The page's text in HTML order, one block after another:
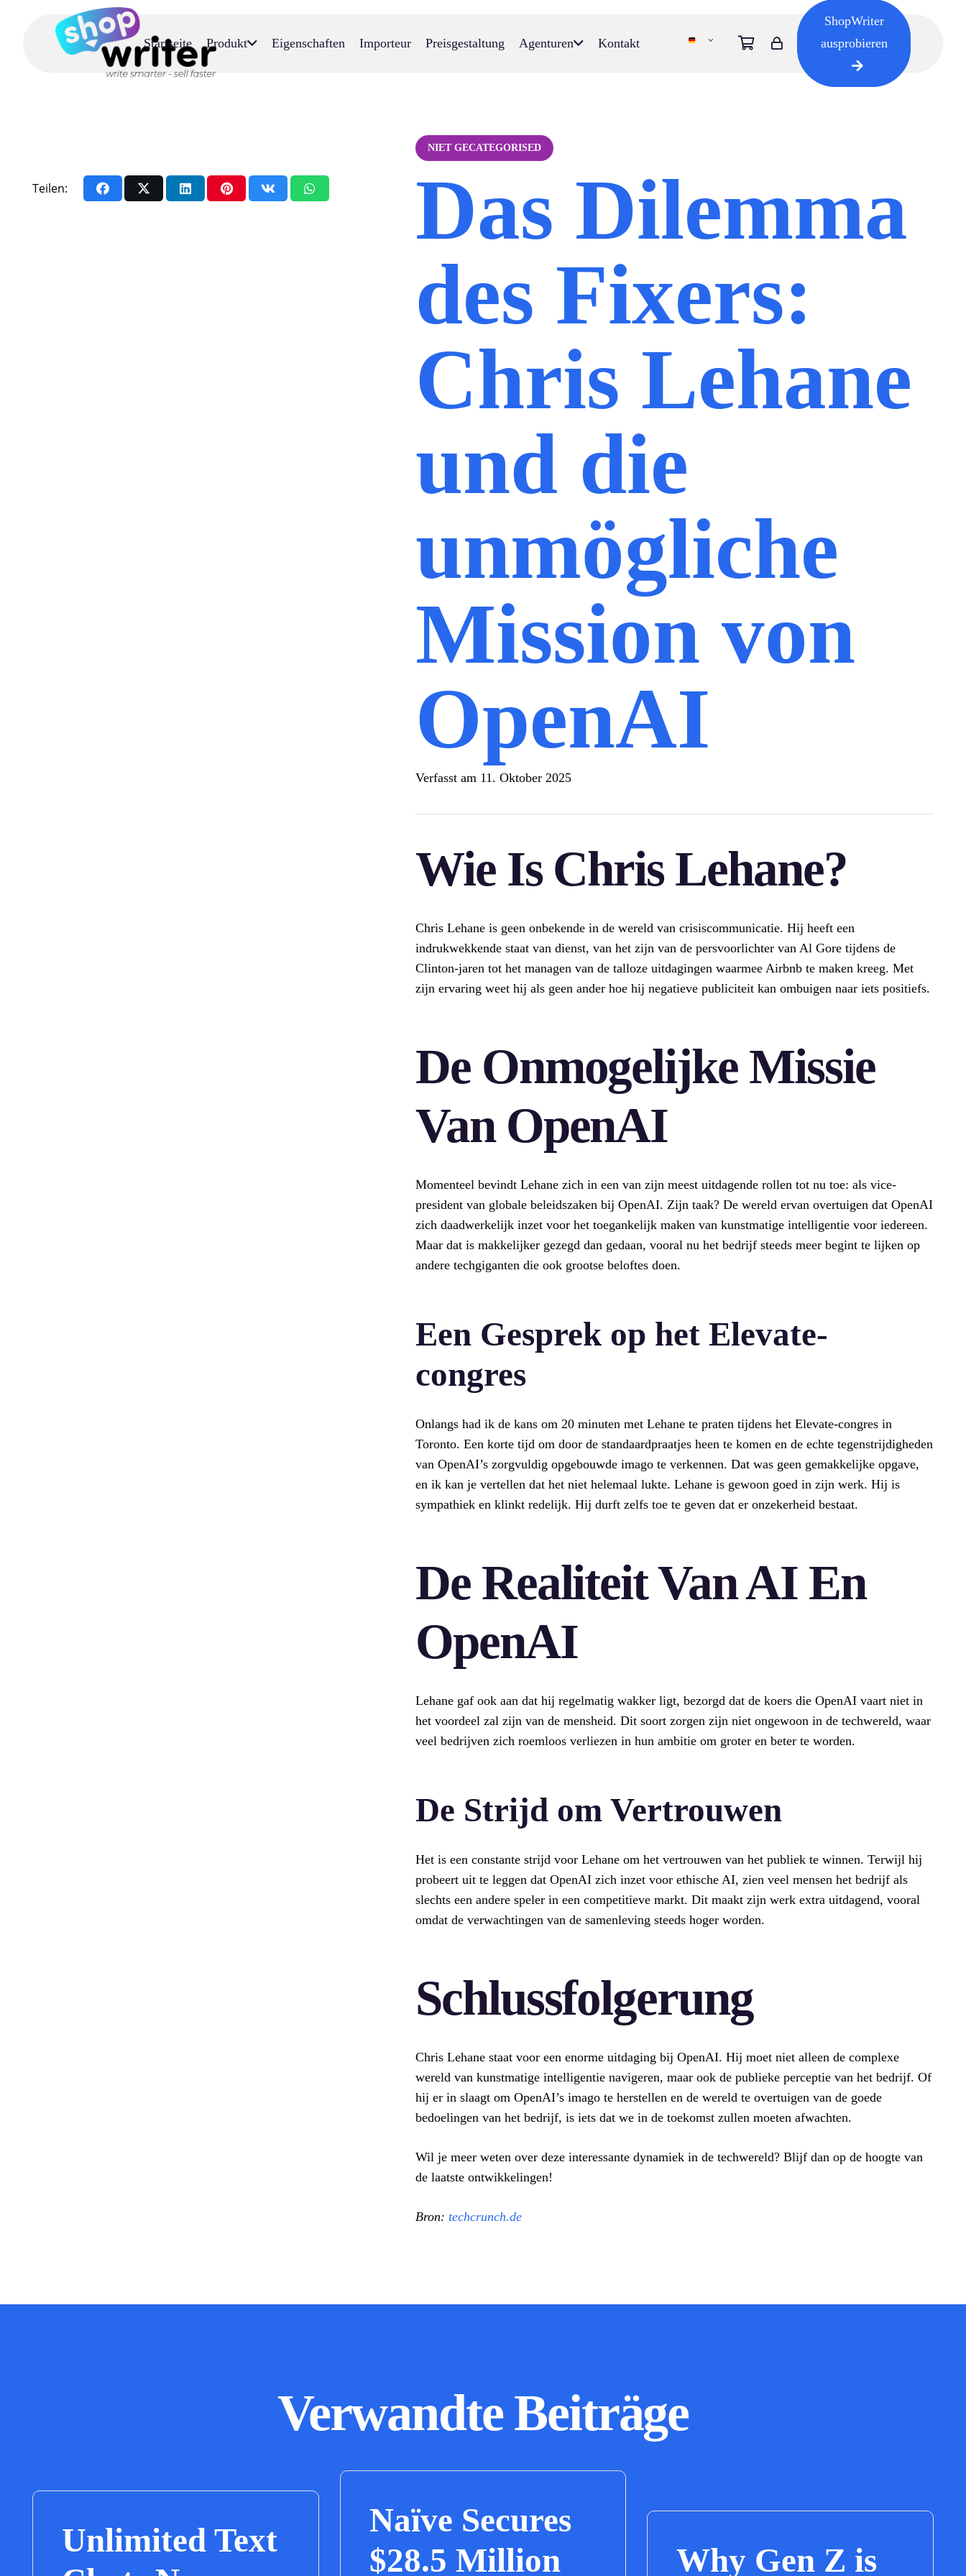
Startseite Produkt Eigenschaften Importeur Preisgestaltung Agenturen Kontakt
ShopWriter
ausprobieren
Teilen:
NIET GECATEGORISED
Das Dilemma
des Fixers:
Chris Lehane
und die
unmögliche
Mission von
OpenAI
Verfasst am 11. Oktober 2025
Wie Is Chris Lehane?
Chris Lehane is geen onbekende in de wereld van crisiscommunicatie. Hij heeft een
indrukwekkende staat van dienst, van het zijn van de persvoorlichter van Al Gore tijdens de
Clinton-jaren tot het managen van de talloze uitdagingen waarmee Airbnb te maken kreeg. Met
zijn ervaring weet hij als geen ander hoe hij negatieve publiciteit kan ombuigen naar iets positiefs.
De Onmogelijke Missie
Van OpenAI
Momenteel bevindt Lehane zich in een van zijn meest uitdagende rollen tot nu toe: als vice-
president van globale beleidszaken bij OpenAI. Zijn taak? De wereld ervan overtuigen dat OpenAI
zich daadwerkelijk inzet voor het toegankelijk maken van kunstmatige intelligentie voor iedereen.
Maar dat is makkelijker gezegd dan gedaan, vooral nu het bedrijf steeds meer begint te lijken op
andere techgiganten die ook grootse beloftes doen.
Een Gesprek op het Elevate-
congres
Onlangs had ik de kans om 20 minuten met Lehane te praten tijdens het Elevate-congres in
Toronto. Een korte tijd om door de standaardpraatjes heen te komen en de echte tegenstrijdigheden
van OpenAI’s zorgvuldig opgebouwde imago te verkennen. Dat was geen gemakkelijke opgave,
en ik kan je vertellen dat het niet helemaal lukte. Lehane is gewoon goed in zijn werk. Hij is
sympathiek en klinkt redelijk. Hij durft zelfs toe te geven dat er onzekerheid bestaat.
De Realiteit Van AI En
OpenAI
Lehane gaf ook aan dat hij regelmatig wakker ligt, bezorgd dat de koers die OpenAI vaart niet in
het voordeel zal zijn van de mensheid. Dit soort zorgen zijn niet ongewoon in de techwereld, waar
veel bedrijven zich roemloos verliezen in hun ambitie om groter en beter te worden.
De Strijd om Vertrouwen
Het is een constante strijd voor Lehane om het vertrouwen van het publiek te winnen. Terwijl hij
probeert uit te leggen dat OpenAI zich inzet voor ethische AI, zien veel mensen het bedrijf als
slechts een andere speler in een competitieve markt. Dit maakt zijn werk extra uitdagend, vooral
omdat de verwachtingen van de samenleving steeds hoger worden.
Schlussfolgerung
Chris Lehane staat voor een enorme uitdaging bij OpenAI. Hij moet niet alleen de complexe
wereld van kunstmatige intelligentie navigeren, maar ook de publieke perceptie van het bedrijf. Of
hij er in slaagt om OpenAI’s imago te herstellen en de wereld te overtuigen van de goede
bedoelingen van het bedrijf, is iets dat we in de toekomst zullen moeten afwachten.
Wil je meer weten over deze interessante dynamiek in de techwereld? Blijf dan op de hoogte van
de laatste ontwikkelingen!
Bron: techcrunch.de
Verwandte Beiträge
Unlimited Text
Naïve Secures
$28.5 Million
Why Gen Z is